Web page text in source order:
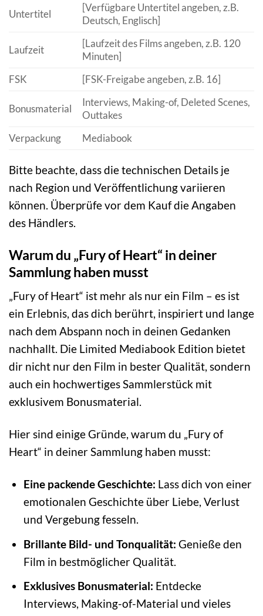
Untertitel
[Verfügbare Untertitel angeben, z.B.
Deutsch, Englisch]
Laufzeit
[Laufzeit des Films angeben, z.B. 120
Minuten]
FSK
[FSK-Freigabe angeben, z.B. 16]
Bonusmaterial
Interviews, Making-of, Deleted Scenes,
Outtakes
Verpackung
Mediabook
Bitte beachte, dass die technischen Details je
nach Region und Veröffentlichung variieren
können. Überprüfe vor dem Kauf die Angaben
des Händlers.
Warum du „Fury of Heart“ in deiner
Sammlung haben musst
„Fury of Heart“ ist mehr als nur ein Film – es ist
ein Erlebnis, das dich berührt, inspiriert und lange
nach dem Abspann noch in deinen Gedanken
nachhallt. Die Limited Mediabook Edition bietet
dir nicht nur den Film in bester Qualität, sondern
auch ein hochwertiges Sammlerstück mit
exklusivem Bonusmaterial.
Hier sind einige Gründe, warum du „Fury of
Heart“ in deiner Sammlung haben musst:
Eine packende Geschichte: Lass dich von einer
emotionalen Geschichte über Liebe, Verlust
und Vergebung fesseln.
Brillante Bild- und Tonqualität: Genieße den
Film in bestmöglicher Qualität.
Exklusives Bonusmaterial: Entdecke
Interviews, Making-of-Material und vieles